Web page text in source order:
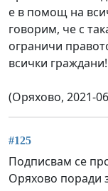
е в помощ на
говорим, че с
ограничи
всички граждани!
(Оряхово, 2021-
#125
Подписвам се
Оряхово поради